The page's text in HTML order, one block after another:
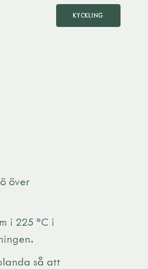
KYCKLING
över
i 225 °C i
så att